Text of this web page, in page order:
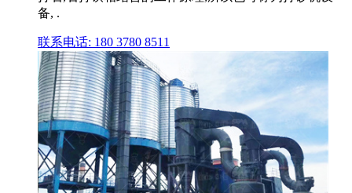
备, .
联系电话: 180 3780 8511